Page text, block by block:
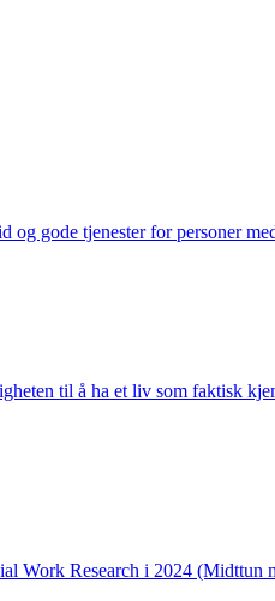
og gode tjenester for personer
til å ha et liv som faktisk
Work Research i 2024 (Midttun